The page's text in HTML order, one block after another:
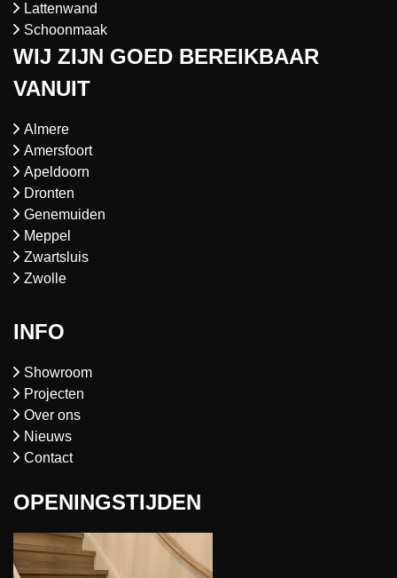
Lattenwand
Schoonmaak
WIJ ZIJN GOED BEREIKBAAR
VANUIT
Almere
Amersfoort
Apeldoorn
Dronten
Genemuiden
Meppel
Zwartsluis
Zwolle
INFO
Showroom
Projecten
Over ons
Nieuws
Contact
OPENINGSTIJDEN